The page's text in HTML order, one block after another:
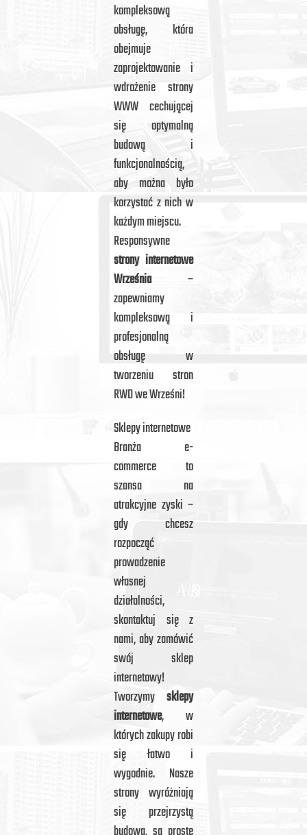
kompleksową
obsługę, która
obejmuje
zaprojektowanie i
wdrożenie strony
WWW cechującej
się optymalną
budową i
funkcjonalnością,
aby można było
korzystać z nich w
każdym miejscu.
Responsywne
strony internetowe
Września–
zapewniamy
kompleksową i
profesjonalną
obsługę w
tworzeniu stron
RWD we Wrześni!
Sklepy internetowe
Branża e-
commerce to
szansa na
atrakcyjne zyski –
gdy chcesz
rozpocząć
prowadzenie
własnej
działalności,
skontaktuj się z
nami, aby zamówić
swój sklep
internetowy!
Tworzymy sklepy
internetowe, w
których zakupy robi
się łatwo i
wygodnie. Nasze
strony wyróżniają
się przejrzystą